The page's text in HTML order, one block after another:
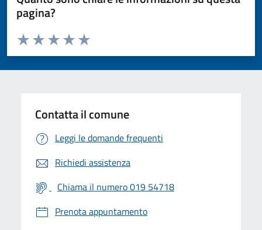
pagina?
Valuta da 1 a 5 stelle la pagina
Valuta 5 stelle su 5
Valuta 4 stelle su 5
Valuta 3 stelle su 5
Valuta 2 stelle su 5
Valuta 1 stelle su 5
Contatta il comune
Leggi le domande frequenti
Richiedi assistenza
Chiama il numero 019 54718
Prenota appuntamento